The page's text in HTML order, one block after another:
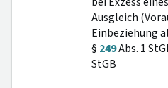
Ausgleich
Einbeziehung
§ 249Abs. 1
StGB